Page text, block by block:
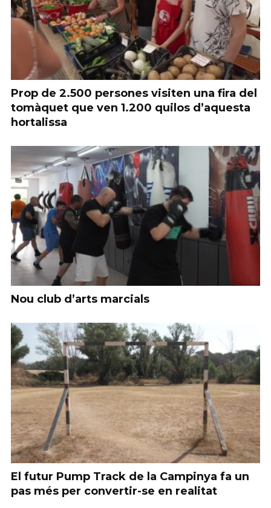
Prop de 2.500 persones visiten una fira del
tomàquet que ven 1.200 quilos d’aquesta
hortalissa
Nou club d’arts marcials
El futur Pump Track de la Campinya fa un
pas més per convertir-se en realitat